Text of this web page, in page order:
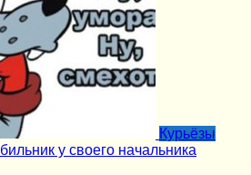
Курьёзы
у своего начальника